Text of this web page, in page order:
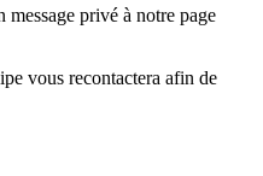
message privé à notre page
vous recontactera afin de